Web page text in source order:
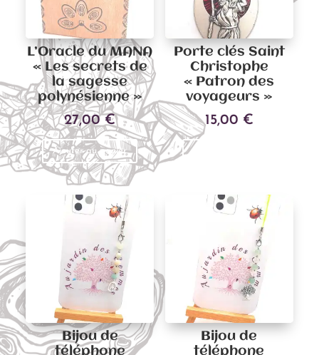
L’Oracle du MANA
« Les secrets de
la sagesse
polynésienne »
27,00€
Ajouter au panier
Porte clés Saint
Christophe
« Patron des
voyageurs »
15,00 €
sur
Bijou de
téléphone
Bijou de
téléphone